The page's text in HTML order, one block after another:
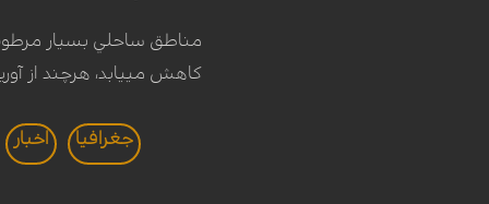
كاهش مي‏يابد، هرچند از
جغرافیا اخبار